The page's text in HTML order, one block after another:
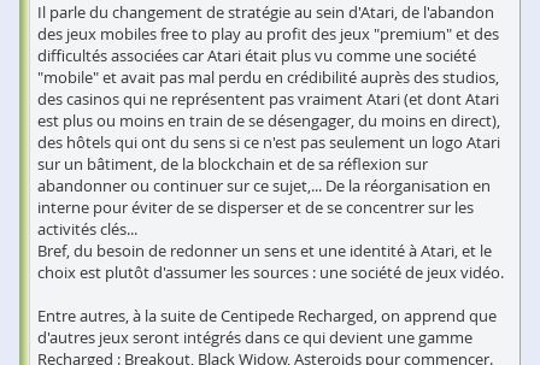
Il parle du changement de stratégie au sein d'Atari, de l'abandon
des jeux mobiles free to play au profit des jeux "premium" et des
difficultés associées car Atari était plus vu comme une société
"mobile" et avait pas mal perdu en crédibilité auprès des studios,
des casinos qui ne représentent pas vraiment Atari (et dont Atari
est plus ou moins en train de se désengager, du moins en direct),
des hôtels qui ont du sens si ce n'est pas seulement un logo Atari
sur un bâtiment, de la blockchain et de sa réflexion sur
abandonner ou continuer sur ce sujet,... De la réorganisation en
interne pour éviter de se disperser et de se concentrer sur les
activités clés...
Bref, du besoin de redonner un sens et une identité à Atari, et le
choix est plutôt d'assumer les sources : une société de jeux vidéo.
Entre autres, à la suite de Centipede Recharged, on apprend que
d'autres jeux seront intégrés dans ce qui devient une gamme
Recharged : Breakout, Black Widow, Asteroids pour commencer.